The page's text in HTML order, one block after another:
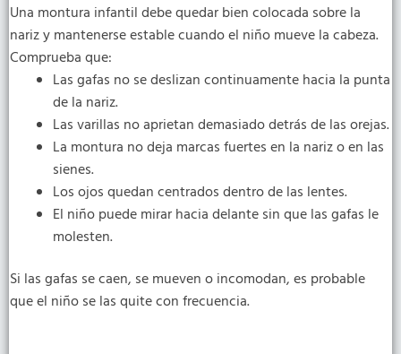
Una montura infantil debe quedar bien colocada sobre la
nariz y mantenerse estable cuando el niño mueve la cabeza.
Comprueba que:
Las gafas no se deslizan continuamente hacia la punta
de la nariz.
Las varillas no aprietan demasiado detrás de las orejas.
La montura no deja marcas fuertes en la nariz o en las
sienes.
Los ojos quedan centrados dentro de las lentes.
El niño puede mirar hacia delante sin que las gafas le
molesten.
Si las gafas se caen, se mueven o incomodan, es probable
que el niño se las quite con frecuencia.